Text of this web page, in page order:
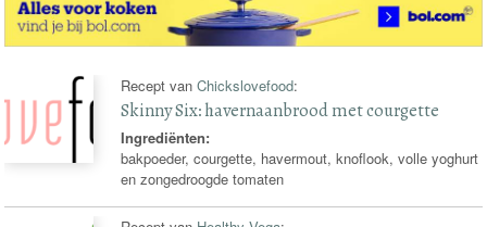
Recept vanChickslovefood:
Skinny Six: havernaanbrood met courgette
Ingrediënten:
bakpoeder, courgette, havermout, knoflook, volle yoghurt
en zongedroogde tomaten